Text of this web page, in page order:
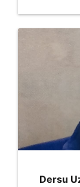
Dersu